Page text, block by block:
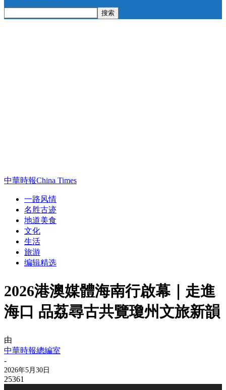
中華時報China Times
一路风情
名胜古迹
地道美食
文化
生活
旅游
编辑精选
2026港澳媒體海南行啟幕｜走進
海口 品荔尋古共覽瓊州文旅新韻
由
中華時報總編室
-
2026年5月30日
25361